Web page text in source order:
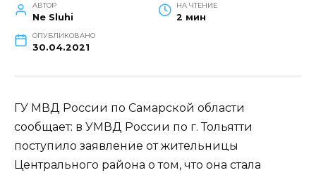
АВТОР
Ne Sluhi
НА ЧТЕНИЕ
2 мин
ОПУБЛИКОВАНО
30.04.2021
ГУ МВД России по Самарской области
сообщает: в УМВД России по г. Тольятти
поступило заявление от жительницы
Центрального района о том, что она стала